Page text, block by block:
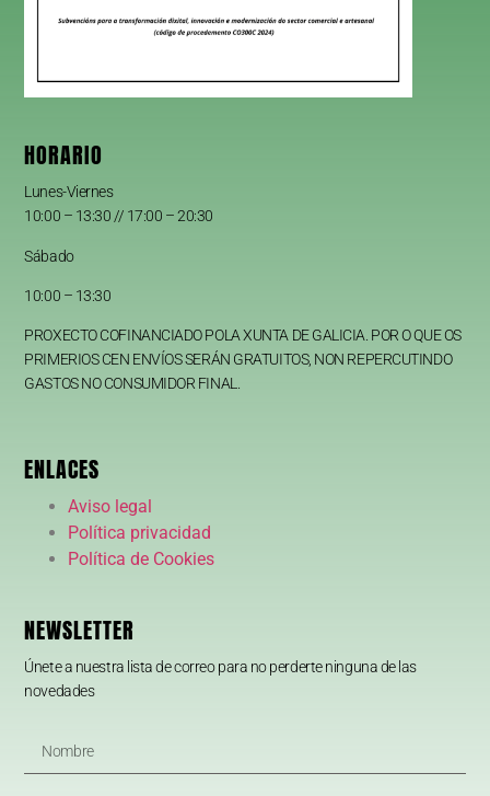
HORARIO
Lunes-Viernes
10:00 – 13:30 // 17:00 – 20:30
Sábado
10:00 – 13:30
PROXECTO COFINANCIADO POLA XUNTA DE GALICIA. POR O QUE OS
PRIMERIOS CEN ENVÍOS SERÁN GRATUITOS, NON REPERCUTINDO
GASTOS NO CONSUMIDOR FINAL.
ENLACES
Aviso legal
Política privacidad
Política de Cookies
NEWSLETTER
Únete a nuestra lista de correo para no perderte ninguna de las
novedades